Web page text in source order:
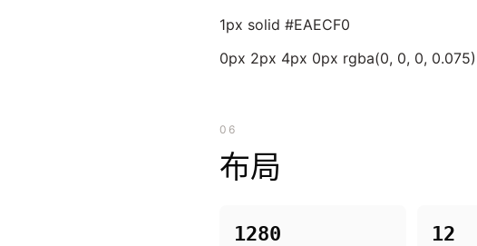
1px solid #EAECF0
0px 2px 4px 0px rgba(0, 0, 0,
06
布局
1280 12